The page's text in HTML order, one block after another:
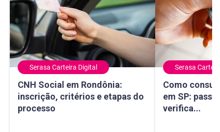
Serasa Carteira Digital
CNH Social em Rondônia:
inscrição, critérios e etapas do
processo
CNH Social em Rondônia: inscrição, critérios e etapas do
Serasa
Como
em SP:
verifica...
Como